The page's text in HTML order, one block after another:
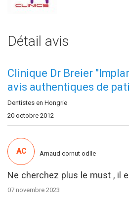
Détail avis
Clinique Dr Breier
avis authentiques de
Dentistes en Hongrie
20 octobre 2012
Ne cherchez plus le must , il
07 novembre 2023
AC Arnaud cornut odile